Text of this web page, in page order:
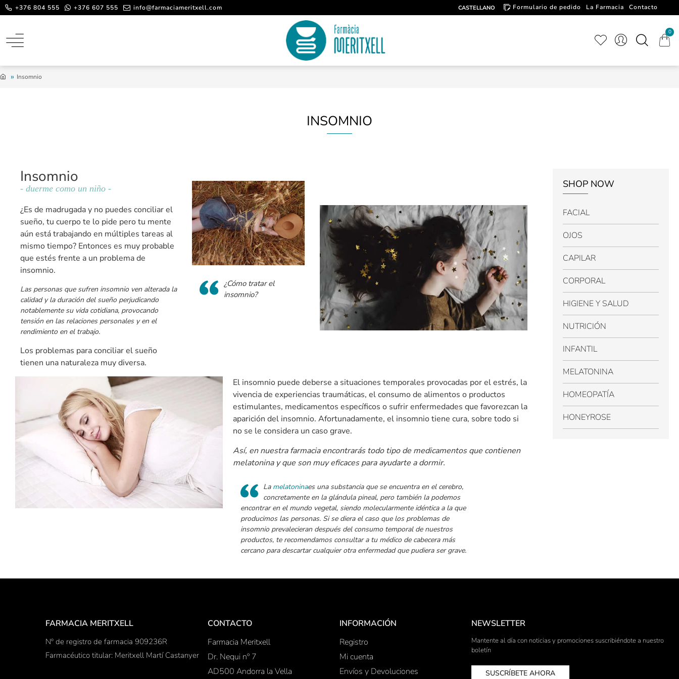
+376 804 555 +376 607 555 info@farmaciameritxell.com CASTELLANO Formulario de pedido La Farmacia
Contacto
0
Insomnio
INSOMNIO
Insomnio
- duerme como un niño -
¿Es de madrugada y no puedes conciliar el
sueño, tu cuerpo te lo pide pero tu mente
aún está trabajando en múltiples tareas al
mismo tiempo? Entonces es muy probable
que estés frente a un problema de
insomnio.
Las personas que sufren insomnio ven alterada la
calidad y la duración del sueño perjudicando
notablemente su vida cotidiana, provocando
tensión en las relaciones personales y en el
rendimiento en el trabajo.
Los problemas para conciliar el sueño
tienen una naturaleza muy diversa.
¿Cómo tratar el
insomnio?
El insomnio puede deberse a situaciones temporales provocadas por el estrés, la
vivencia de experiencias traumáticas, el consumo de alimentos o productos
estimulantes, medicamentos específicos o sufrir enfermedades que favorezcan la
aparición del insomnio. Afortunadamente, el insomnio tiene cura, sobre todo si
no se le considera un caso grave.
Así, en nuestra farmacia encontrarás todo tipo de medicamentos que contienen
melatonina y que son muy eficaces para ayudarte a dormir.
La melatoninaes una substancia que se encuentra en el cerebro,
concretamente en la glándula pineal, pero también la podemos
encontrar en el mundo vegetal, siendo molecularmente idéntica a la que
producimos las personas. Si se diera el caso que los problemas de
insomnio prevalecieran después del consumo temporal de nuestros
productos, te recomendamos consultar a tu médico de cabecera más
cercano para descartar cualquier otra enfermedad que pudiera ser grave.
SHOP NOW
FACIAL
OJOS
CAPILAR
CORPORAL
HIGIENE Y SALUD
NUTRICIÓN
INFANTIL
MELATONINA
HOMEOPATÍA
HONEYROSE
FARMACIA MERITXELL
Nº de registro de farmacia 909236R
Farmacéutico titular: Meritxell Martí Castanyer
CONTACTO
Farmacia Meritxell
Dr. Nequi nº 7
AD500 Andorra la Vella
INFORMACIÓN
Registro
Mi cuenta
Envíos y Devoluciones
NEWSLETTER
Mantente al día con noticias y promociones suscribiéndote a nuestro
boletín
SUSCRÍBETE AHORA